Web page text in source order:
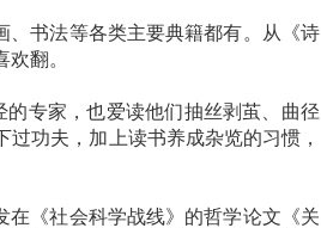
、书法等各类主要典籍都有。从《诗
翻。
专家，也爱读他们抽丝剥茧、曲径
功夫，加上读书养成杂览的习惯，
《社会科学战线》的哲学论文《关